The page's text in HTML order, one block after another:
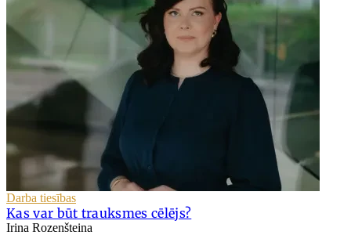
Darba tiesības
Kas var būt trauksmes cēlējs?
Irina Rozenšteina